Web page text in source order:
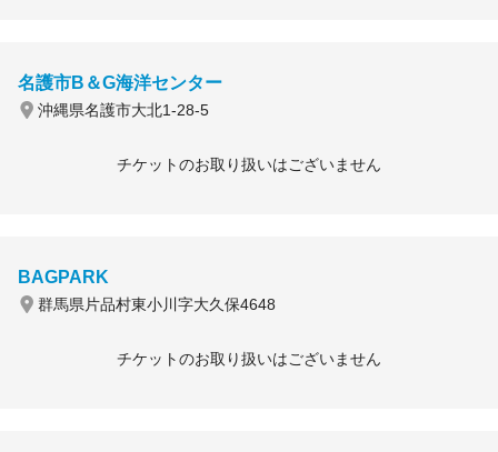
名護市B＆G海洋センター
沖縄県名護市大北1-28-5
チケットのお取り扱いはございません
BAGPARK
群馬県片品村東小川字大久保4648
チケットのお取り扱いはございません